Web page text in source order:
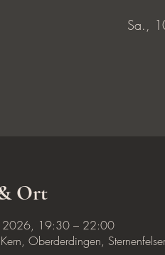
Sa.,
Ort
2026, 19:30 – 22:00
Oberderdingen,